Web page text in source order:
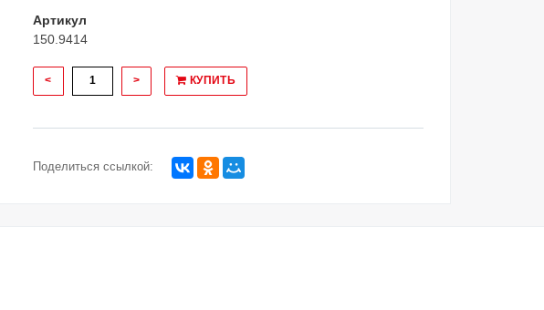
Артикул
150.9414
< > КУПИТЬ
Поделиться ссылкой: